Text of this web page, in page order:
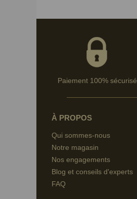
Paiement 100% sécurisé
À PROPOS
Qui sommes-nous
Notre magasin
Nos engagements
Blog et conseils d'experts
FAQ